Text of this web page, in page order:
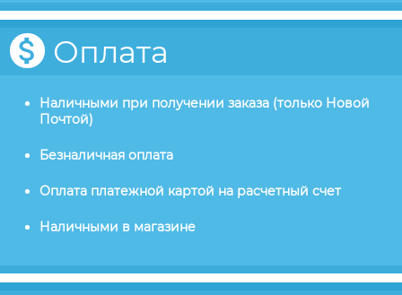
Оплата
Наличными при получении заказа (только Новой
Почтой)
Безналичная оплата
Оплата платежной картой на расчетный счет
Наличными в магазине